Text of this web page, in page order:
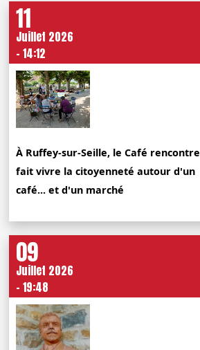
11
Juillet 2026
- 14:12
À Ruffey-sur-Seille, le Café rencontre
fait vivre la citoyenneté autour d'un
café... et d'un marché
09
Juillet 2026
- 19:48